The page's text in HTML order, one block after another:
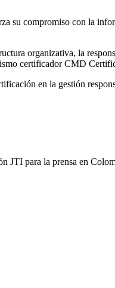
su compromiso con la
organizativa, la
certificador CMD
en la gestión
JTI para la prensa en